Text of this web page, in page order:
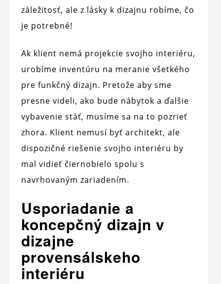
záležitosť, ale z lásky k dizajnu robíme, čo
je potrebné!
Ak klient nemá projekcie svojho interiéru,
urobíme inventúru na meranie všetkého
pre funkčný dizajn. Pretože aby sme
presne videli, ako bude nábytok a ďalšie
vybavenie stáť, musíme sa na to pozrieť
zhora. Klient nemusí byť architekt, ale
dispozičné riešenie svojho interiéru by
mal vidieť čiernobielo spolu s
navrhovaným zariadením.
Usporiadanie a
koncepčný dizajn v
dizajne
provensálskeho
interiéru